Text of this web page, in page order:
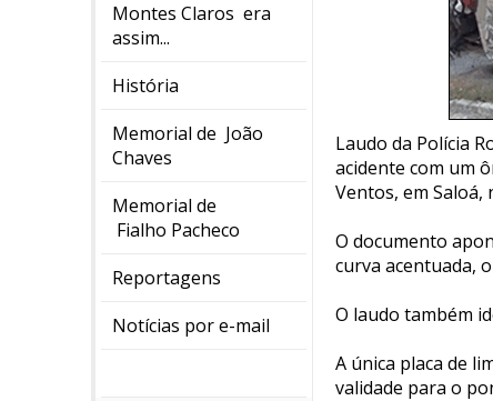
Montes Claros era
assim...
História
Memorial de João
Chaves
Memorial de
Fialho Pacheco
Reportagens
Notícias por e-mail
Laudo da Polícia
acidente com um
Ventos, em
O documento
curva acentuada,
O laudo também
A única placa de
validade para o